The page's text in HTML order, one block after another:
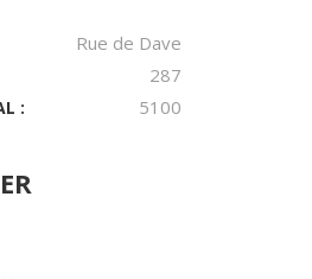
Rue de Dave
287
: 5100